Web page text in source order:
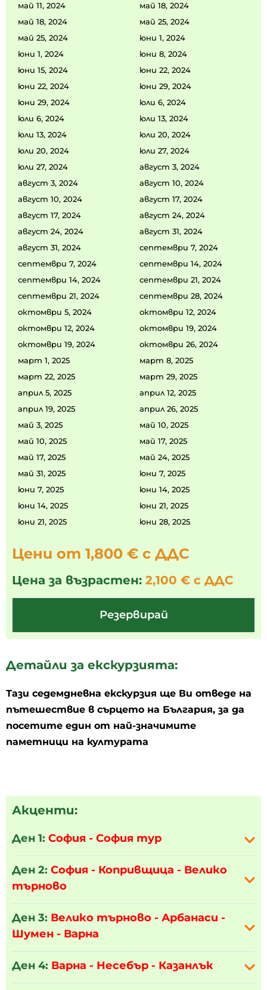
май 11, 2024
май 18, 2024
май 25, 2024
юни 1, 2024
юни 15, 2024
юни 22, 2024
юни 29, 2024
юли 6, 2024
юли 13, 2024
юли 20, 2024
юли 27, 2024
август 3, 2024
август 10, 2024
август 17, 2024
август 24, 2024
август 31, 2024
септември 7, 2024
септември 14, 2024
септември 21, 2024
октомври 5, 2024
октомври 12, 2024
октомври 19, 2024
март 1, 2025
март 22, 2025
април 5, 2025
април 19, 2025
май 3, 2025
май 10, 2025
май 17, 2025
май 31, 2025
юни 7, 2025
юни 14, 2025
юни 21, 2025
май 18, 2024
май 25, 2024
юни 1, 2024
юни 8, 2024
юни 22, 2024
юни 29, 2024
юли 6, 2024
юли 13, 2024
юли 20, 2024
юли 27, 2024
август 3, 2024
август 10, 2024
август 17, 2024
август 24, 2024
август 31, 2024
септември 7, 2024
септември 14, 2024
септември 21, 2024
септември 28, 2024
октомври 12, 2024
октомври 19, 2024
октомври 26, 2024
март 8, 2025
март 29, 2025
април 12, 2025
април 26, 2025
май 10, 2025
май 17, 2025
май 24, 2025
юни 7, 2025
юни 14, 2025
юни 21, 2025
юни 28, 2025
Цени от 1,800 € с ДДС
Цена за възрастен: 2,100 € с ДДС
Резервирай
Детайли за екскурзията:
Тази седемдневна екскурзия ще Ви отведе на
пътешествие в сърцето на България, за да
посетите един от най-значимите
паметници на културата
Акценти:
Ден 1: София - София тур
Ден 2: София - Копривщица - Велико
търново
Ден 3: Велико търново - Арбанаси -
Шумен - Варна
Ден 4: Варна - Несебър - Казанлък